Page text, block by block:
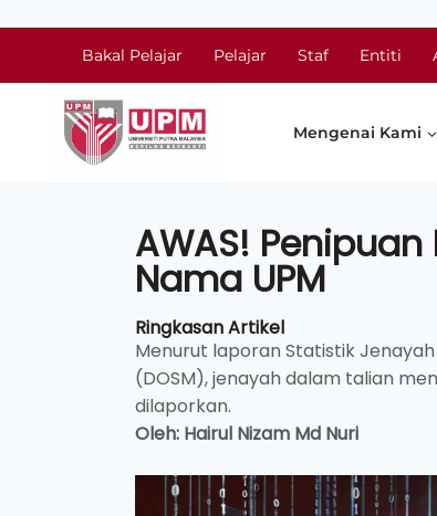
Bakal Pelajar Pelajar Staf Entiti
Mengenai Kami
AWAS!
Nama UPM
Ringkasan Artikel
Menurut laporan Statistik
(DOSM), jenayah dalam talian
dilaporkan.
Oleh: Hairul Nizam Md Nuri